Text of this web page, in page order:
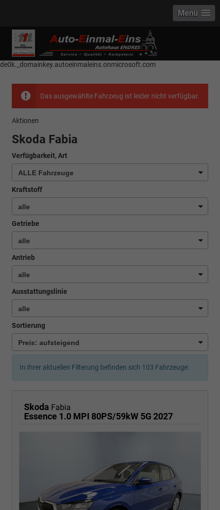
------------ Host Name : selector1._domainkey Points to address or value:
selector1-aee-de0k._domainkey.autoeinmaleins.onmicrosoft.com Host
Name : selector2._domainkey Points to address or value: selector2-aee-
de0k._domainkey.autoeinmaleins.onmicrosoft.com
Menü
Das ausgewählte Fahrzeug ist leider nicht verfügbar.
Aktionen
Skoda Fabia
Verfügbarkeit, Art
Kraftstoff
Getriebe
Antrieb
Ausstattungslinie
Sortierung
In Ihrer aktuellen Filterung befinden sich 103 Fahrzeuge:
Skoda Fabia
Essence 1.0 MPI 80PS/59kW 5G 2027